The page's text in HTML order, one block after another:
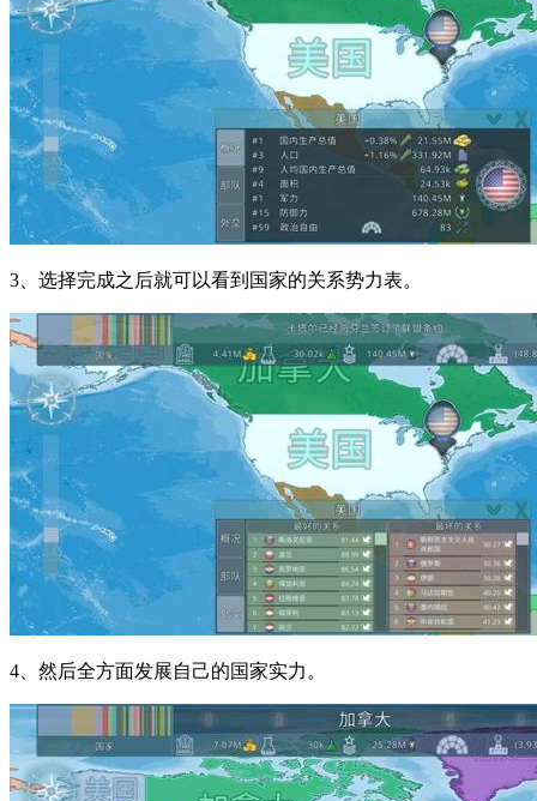
3、选择完成之后就可以看到国家的关系势力表。
4、然后全方面发展自己的国家实力。